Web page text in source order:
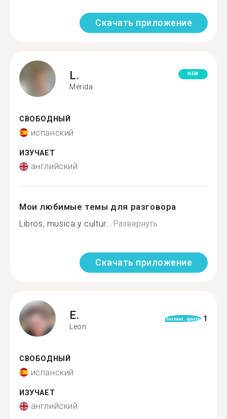
Скачать приложение
L.
Mérida
NEW
СВОБОДНЫЙ
испанский
ИЗУЧАЕТ
английский
Мои любимые темы для разговора
Libros, musica y cultur...Развернуть
Скачать приложение
E.
Leon
format_quote 1
СВОБОДНЫЙ
испанский
ИЗУЧАЕТ
английский